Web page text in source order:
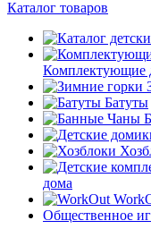
Каталог товаров
Комплектующие
Батуты
дома
Общественное